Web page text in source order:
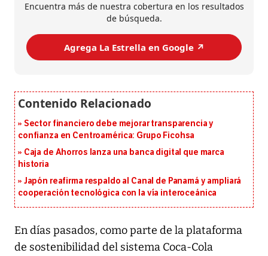
Encuentra más de nuestra cobertura en los resultados
de búsqueda.
Agrega La Estrella en Google ↗️
Sector financiero debe mejorar transparencia y
confianza en Centroamérica: Grupo Ficohsa
Caja de Ahorros lanza una banca digital que marca
historia
Japón reafirma respaldo al Canal de Panamá y ampliará
cooperación tecnológica con la vía interoceánica
En días pasados, como parte de la plataforma
de sostenibilidad del sistema Coca-Cola